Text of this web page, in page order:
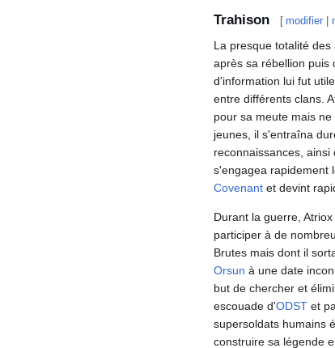
Trahison [ modifier |
La presque totalité
après sa rébellion puis
d'information lui fut
entre différents clans.
pour sa meute mais
jeunes, il s'entraîna
reconnaissances,
s'engagea rapidement
Covenant et devint
Durant la guerre,
participer à de
Brutes mais dont il
Orsun à une date
but de chercher et
escouade d'ODST et
supersoldats humains
construire sa légende